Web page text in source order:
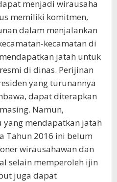
menjadi wirausaha
memiliki komitmen,
dalam menjalankan
kecamatan di
jatah untuk
di dinas. Perijinan
yang turunannya
dapat diterapkan
Namun,
yang mendapatkan jatah
Tahun 2016 ini belum
wirausahawan dan
selain memperoleh ijin
juga dapat